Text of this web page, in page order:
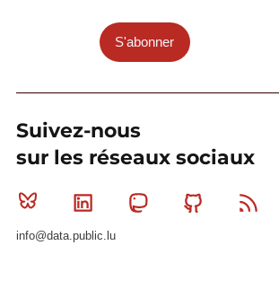
S'abonner
Suivez-nous
sur les réseaux sociaux
Bluesky Linkedin MastodonGithub
info@data.public.lu